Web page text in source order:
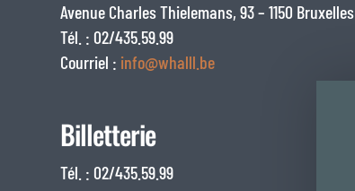
Avenue Charles Thielemans, 93 – 1150 Bruxelles
Tél. : 02/435.59.99
Courriel : info@whalll.be
Billetterie
Tél. : 02/435.59.99